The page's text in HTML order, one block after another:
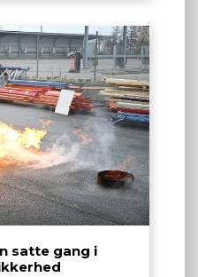
satte gang i